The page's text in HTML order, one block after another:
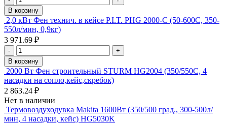
В корзину
2,0 кВт Фен технич. в кейсе P.I.T. PHG 2000-C (50-600С, 350-
550л/мин, 0,9кг)
3 971.69 ₽
-
+
В корзину
2000 Вт Фен строительный STURM HG2004 (350/550С, 4
насадки на сопло,кейс,скребок)
2 863.24 ₽
Нет в наличии
Термовоздуходувка Makita 1600Вт (350/500 град., 300-500л/
мин, 4 насадки, кейс) HG5030K